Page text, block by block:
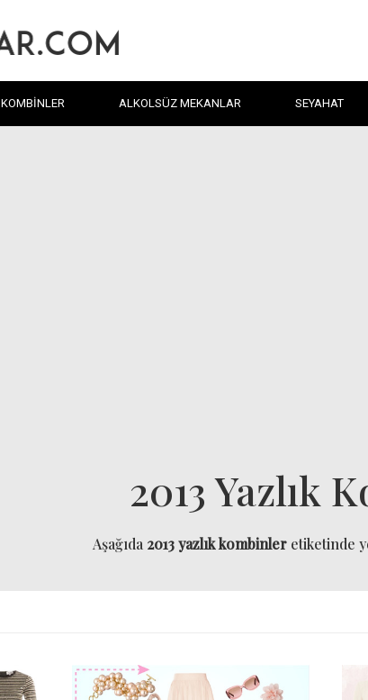
KOMBINLER ALKOLSÜZ MEKANLAR SEYAHAT
2013 Yazlık
Aşağıda 2013 yazlık kombinler etiketinde